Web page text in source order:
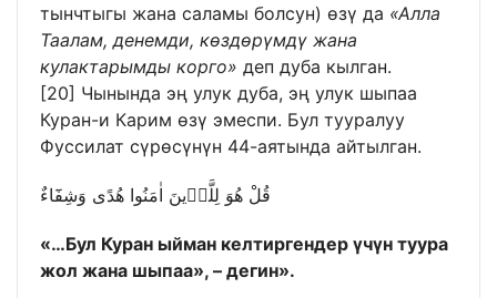
тынчтыгы жана саламы болсун) өзү да «Алла
Таалам, денемди, көздөрүмдү жана
кулактарымды корго» деп дуба кылган.
[20] Чынында эң улук дуба, эң улук шыпаа
Куран-и Карим өзү эмеспи. Бул тууралуу
Фуссилат сүрөсүнүн 44-аятында айтылган.
قُلْ هُوَ لِلَّذ۪ينَ اٰمَنُوا هُدًى وَشِفَٓاءٌ
«…Бул Куран ыйман келтиргендер үчүн туура
жол жана шыпаа», – дегин».